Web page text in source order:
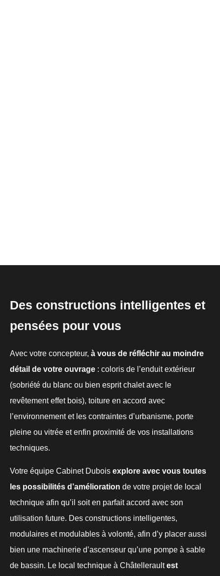
Des constructions intelligentes et
pensées pour vous
Avec votre concepteur, à vous de réfléchir au moindre
détail de votre ouvrage : coloris de l’enduit extérieur
(sobriété du blanc ou bien esprit chalet avec le
revêtement effet bois), toiture en accord avec
l’environnement et les contraintes d’urbanisme, porte
pleine ou vitrée et enfin proximité de vos installations
techniques.
Votre équipe Cabinet Dubois explore avec vous toutes
les possibilités d’amélioration de votre projet de local
technique afin qu’il soit en parfait accord avec son
utilisation future. Des constructions intelligentes,
modulaires et modulables à volonté, afin d’y placer aussi
bien une machinerie d’ascenseur qu’une pompe à sable
de bassin. Le local technique à Châtelleraultest